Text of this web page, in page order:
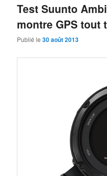
Test Suunto
montre GPS tout
Publié le30 août 2013